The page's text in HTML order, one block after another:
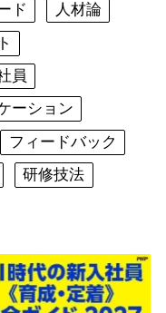
ド
人材論
員
ーション
フィードバック
研修技法